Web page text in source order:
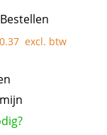
Bestellen
excl. btw